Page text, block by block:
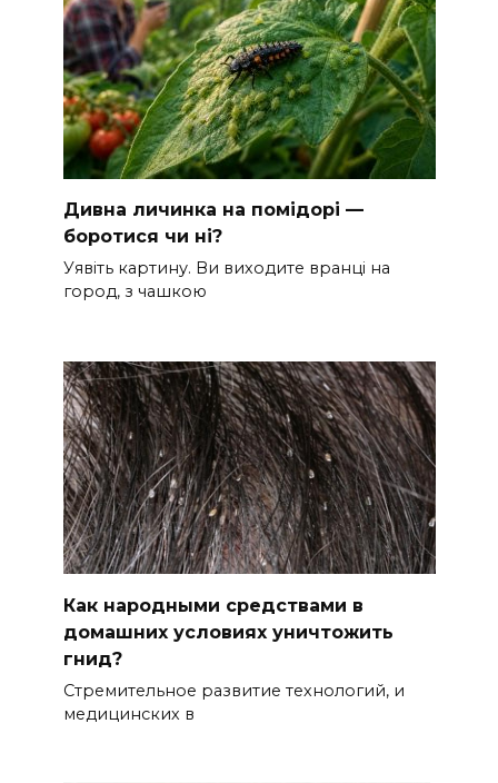
Дивна личинка на помідорі —
боротися чи ні?
Уявіть картину. Ви виходите вранці на
город, з чашкою
Как народными средствами в
домашних условиях уничтожить
гнид?
Стремительное развитие технологий, и
медицинских в